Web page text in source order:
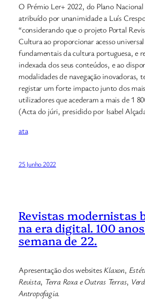
O Prémio Ler+ 2022, do Plano
atribuído por unanimidade a Luís
“considerando que o projeto Portal
Cultura ao proporcionar acesso
fundamentais da cultura portuguesa, e
indexada dos seus conteúdos, e ao
modalidades de navegação inovadoras,
registar um forte impacto junto dos
utilizadores que acederam a mais de 1
(Acta do júri, presidido por Isabel
ata
25 Junho 2022
Revistas modernistas
na era digital. 100
semana de 22.
Apresentação dos websitesKlaxon,
Revista, Terra Roxa e Outras Terras,
Antropofagia.